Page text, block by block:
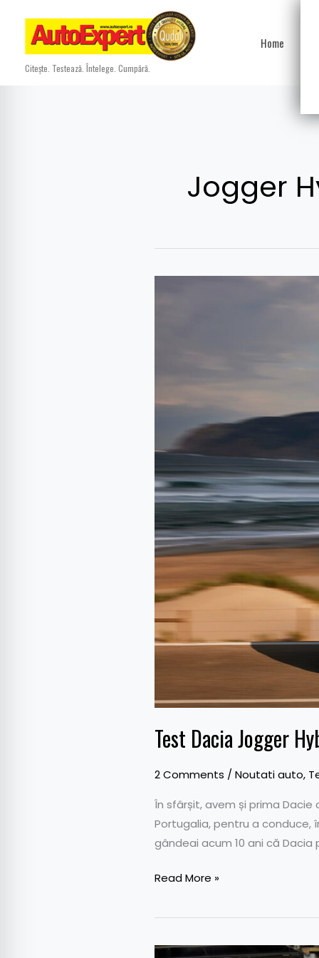
content
Citește. Testează. Întelege. Cumpără.
Home
Jogger
Test Dacia Jogger
2 Comments / Noutati auto,
În sfârșit, avem și prima Dacie
Portugalia, pentru a conduce,
gândeai acum 10 ani că
Read More »
Dacia